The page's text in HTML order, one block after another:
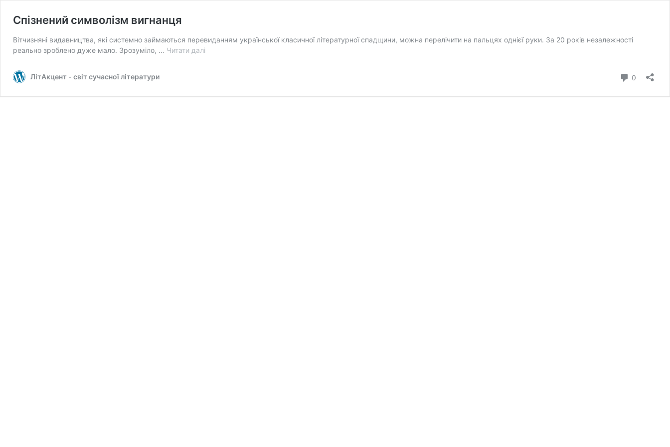
Спізнений символізм вигнанця
Вітчизняні видавництва, які системно займаються перевиданням української класичної літературної спадщини, можна перелічити на пальцях однієї руки. За 20 років незалежності
реально зроблено дуже мало. Зрозуміло, … Читати даліСпізнений
ЛітАкцент - світ сучасної літератури 0